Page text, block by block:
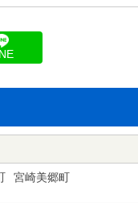
宮崎美郷町